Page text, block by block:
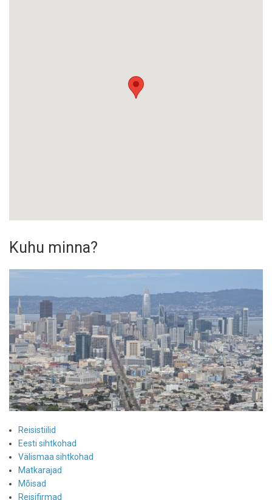
Kuhu minna?
Reisistiilid
Eesti sihtkohad
Välismaa sihtkohad
Matkarajad
Mõisad
Reisifirmad